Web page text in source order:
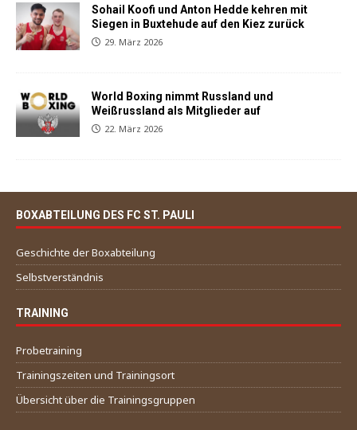
Sohail Koofi und Anton Hedde kehren mit
Siegen in Buxtehude auf den Kiez zurück
29. März 2026
World Boxing nimmt Russland und
Weißrussland als Mitglieder auf
22. März 2026
BOXABTEILUNG DES FC ST. PAULI
Geschichte der Boxabteilung
Selbstverständnis
TRAINING
Probetraining
Trainingszeiten und Trainingsort
Übersicht über die Trainingsgruppen